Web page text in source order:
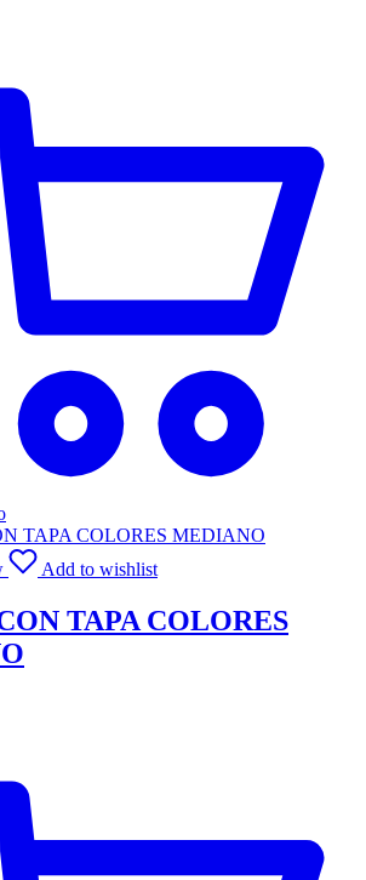
Add to wishlist
TAPA COLORES